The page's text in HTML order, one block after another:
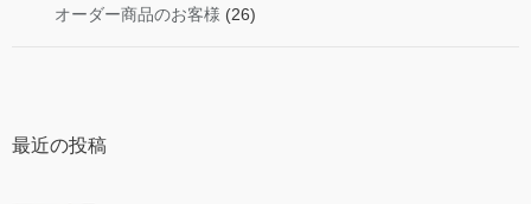
オーダー商品のお客様 (26)
最近の投稿